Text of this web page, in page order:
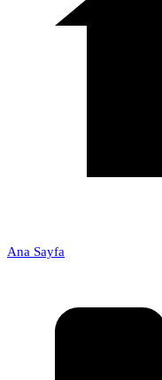
Ana Sayfa